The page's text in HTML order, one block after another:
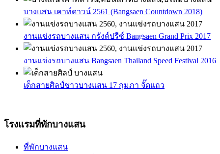
บางแสน เคาท์ดาวน์ 2561 (Bangsaen Countdown 2018)
งานแข่งรถบางแสน กรังด์ปรีซ์ Bangsaen Grand Prix 2017
งานแข่งรถบางแสน Bangsaen Thailand Speed Festival 2016
เด็กสายศิลป์ชาวบางแสน 17 กุมภา จั๊ดแถว
โรงแรมที่พักบางแสน
ที่พักบางแสน